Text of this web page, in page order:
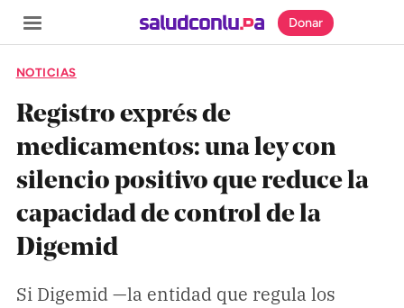
SECCIONES
Inicio
Noticias
Especiales
Nosotros
Donar
NOTICIAS
Registro exprés de
medicamentos: una ley con
silencio positivo que reduce la
capacidad de control de la
Digemid
Si Digemid —la entidad que regula los